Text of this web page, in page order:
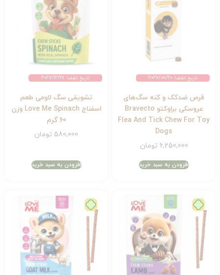
تاریخ انقضا: 2027/06/20
قرص ضدکک و کنه سگ‌های
عروسکی براوکتو Bravecto
Flea And Tick Chew For Toy
Dogs
6,250,000 تومان
افزودن به سبد خرید
تاریخ انقضا: 2027/12/26
تشویقی سگ لاومی طعم
اسفناج Love Me Spinach وزن
60 گرم
580,000 تومان
افزودن به سبد خرید